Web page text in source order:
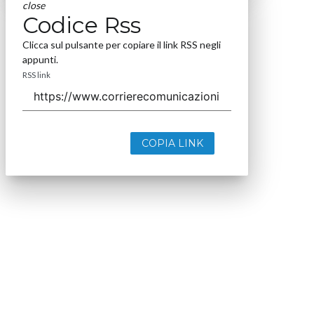
close
Codice Rss
Clicca sul pulsante per copiare il link RSS negli
appunti.
RSS link
COPIA LINK